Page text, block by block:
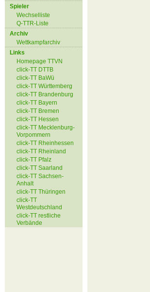
Spieler
Wechselliste
Q-TTR-Liste
Archiv
Wettkampfarchiv
Links
Homepage TTVN
click-TT DTTB
click-TT BaWü
click-TT Württemberg
click-TT Brandenburg
click-TT Bayern
click-TT Bremen
click-TT Hessen
click-TT Mecklenburg-
Vorpommern
click-TT Rheinhessen
click-TT Rheinland
click-TT Pfalz
click-TT Saarland
click-TT Sachsen-
Anhalt
click-TT Thüringen
click-TT
Westdeutschland
click-TT restliche
Verbände